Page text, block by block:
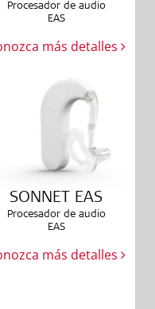
Procesador de audio
EAS
más detalles
SONNET EAS
Procesador de audio
EAS
más detalles